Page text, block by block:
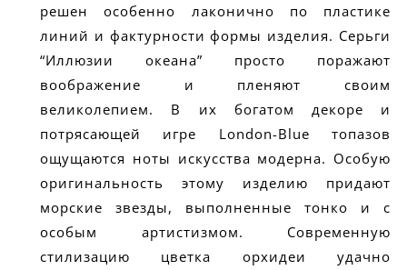
решен особенно лаконично по пластике
линий и фактурности формы изделия. Серьги
“Иллюзии океана” просто поражают
воображение и пленяют своим
великолепием. В их богатом декоре и
потрясающей игре London-Blue топазов
ощущаются ноты искусства модерна. Особую
оригинальность этому изделию придают
морские звезды, выполненные тонко и с
особым артистизмом. Современную
стилизацию цветка орхидеи удачно